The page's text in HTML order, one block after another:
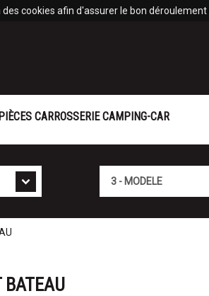
cookies afin d'assurer le bon
PIÈCES CARROSSERIE CAMPING-CAR
BATEAU